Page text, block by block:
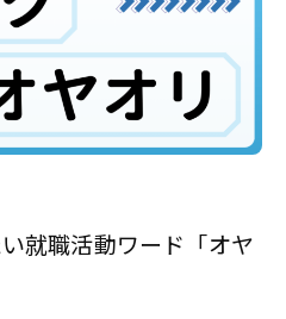
就職活動ワード「オヤ